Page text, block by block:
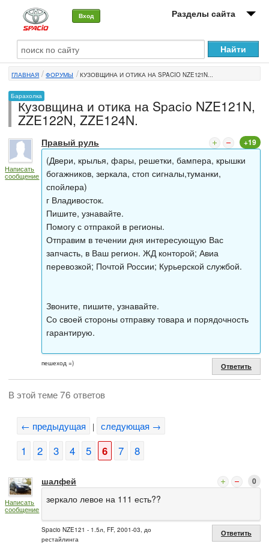
Вход Разделы сайта
О машине
Автоклуб
Форумы
Сервисы и услуги
Новости
ГЛАВНАЯ ФОРУМЫ КУЗОВЩИНА И ОТИКА НА SPACIO NZE121N...
Барахолка
Кузовщина и отика на Spacio NZE121N,
ZZE122N, ZZE124N.
Написать
сообщение
Правый руль +19
(Двери, крылья, фары, решетки, бампера, крышки
богажников, зеркала, стоп сигналы,туманки,
спойлера)
г Владивосток.
Пишите, узнавайте.
Помогу с отпракой в регионы.
Отправим в течении дня интересующую Вас
запчасть, в Ваш регион. ЖД конторой; Авиа
перевозкой; Почтой России; Курьерской службой.
Звоните, пишите, узнавайте.
Со своей стороны отправку товара и порядочность
гарантирую.
пешеход =) Ответить
В этой теме 76 ответов
← предыдущая | следующая →
1 2 3 4 5 6 7 8
Написать
сообщение
шалфей 0
зеркало левое на 111 есть??
Spacio NZE121 - 1.5л, FF, 2001-03, до
рестайлинга
Ответить